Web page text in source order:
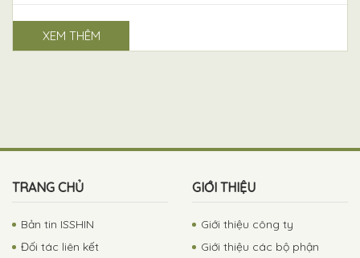
XEM THÊM
TRANG CHỦ
Bản tin ISSHIN
Đối tác liên kết
GIỚI THIỆU
Giới thiệu công ty
Giới thiệu các bộ phận